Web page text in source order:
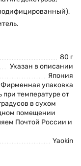
80 г
Указан в описании
Япония
Фирменная упаковка
при температуре от
в сухом
помещении
Почтой России и
Yaokin